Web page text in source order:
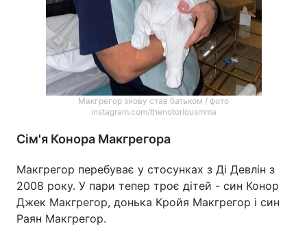
Макгрегор знову став батьком / фото
instagram.com/thenotoriousmma
Сім'я Конора Макгрегора
Макгрегор перебуває у стосунках з Ді Девлін з
2008 року. У пари тепер троє дітей - син Конор
Джек Макгрегор, донька Кройя Макгрегор і син
Раян Макгрегор.